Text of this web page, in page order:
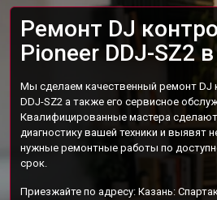
Ремонт DJ
Pioneer DDJ-SZ2
Мы сделаем качественный ремонт DJ
DDJ-SZ2 а также его сервисное
Квалифицированные мастера
диагностику вашей техники и выявят
нужные ремонтные работы по
срок.
Приезжайте по адресу: Казань: